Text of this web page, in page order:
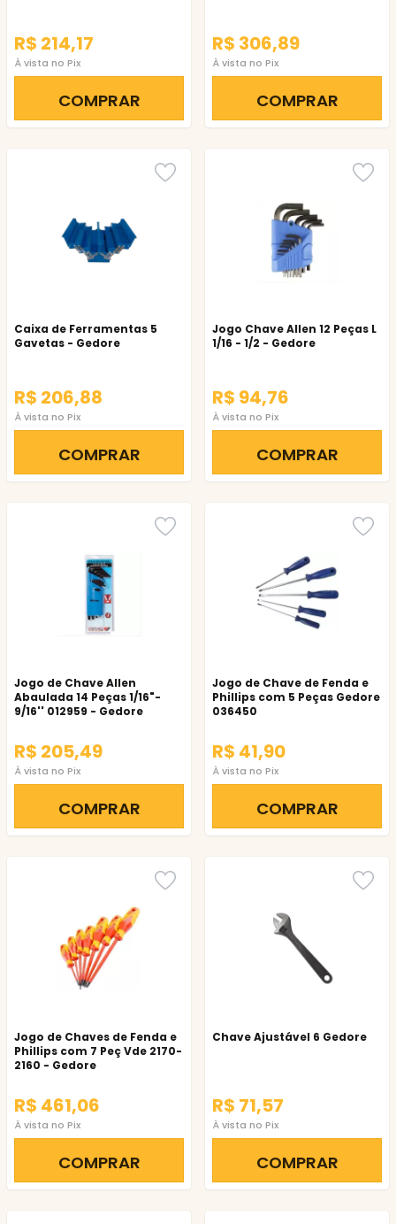
R$ 214,17
À vista no Pix
COMPRAR
R$ 306,89
À vista no Pix
COMPRAR
Caixa de Ferramentas 5
Gavetas - Gedore
R$ 206,88
À vista no Pix
COMPRAR
Jogo Chave Allen 12 Peças L
1/16 - 1/2 - Gedore
R$ 94,76
À vista no Pix
COMPRAR
Jogo de Chave Allen
Abaulada 14 Peças 1/16"-
9/16'' 012959 - Gedore
R$ 205,49
À vista no Pix
COMPRAR
Jogo de Chave de Fenda e
Phillips com 5 Peças Gedore
036450
R$ 41,90
À vista no Pix
COMPRAR
Jogo de Chaves de Fenda e
Phillips com 7 Peç Vde 2170-
2160 - Gedore
R$ 461,06
À vista no Pix
COMPRAR
Chave Ajustável 6 Gedore
R$ 71,57
À vista no Pix
COMPRAR